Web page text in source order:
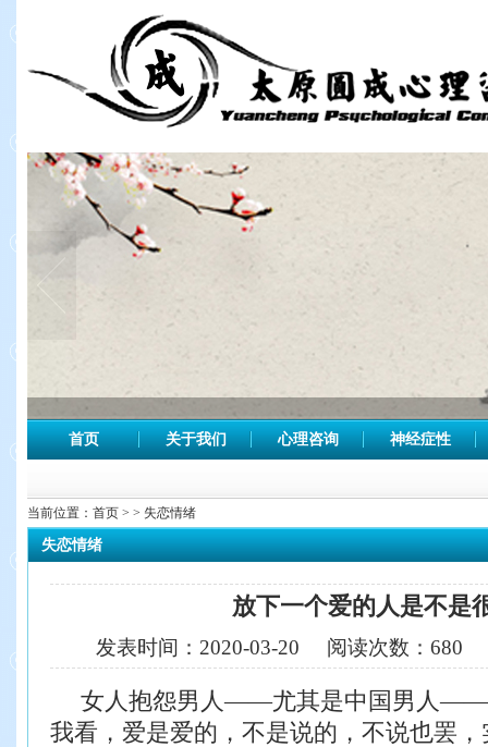
首页 关于我们 心理咨询 神经症性
当前位置： 首页 > > 失恋情绪
失恋情绪
放下一个爱的人是不是
发表时间： 2020-03-20 阅读次数： 680
女人抱怨男人——尤其是中国男人——
我看，爱是爱的，不是说的，不说也罢